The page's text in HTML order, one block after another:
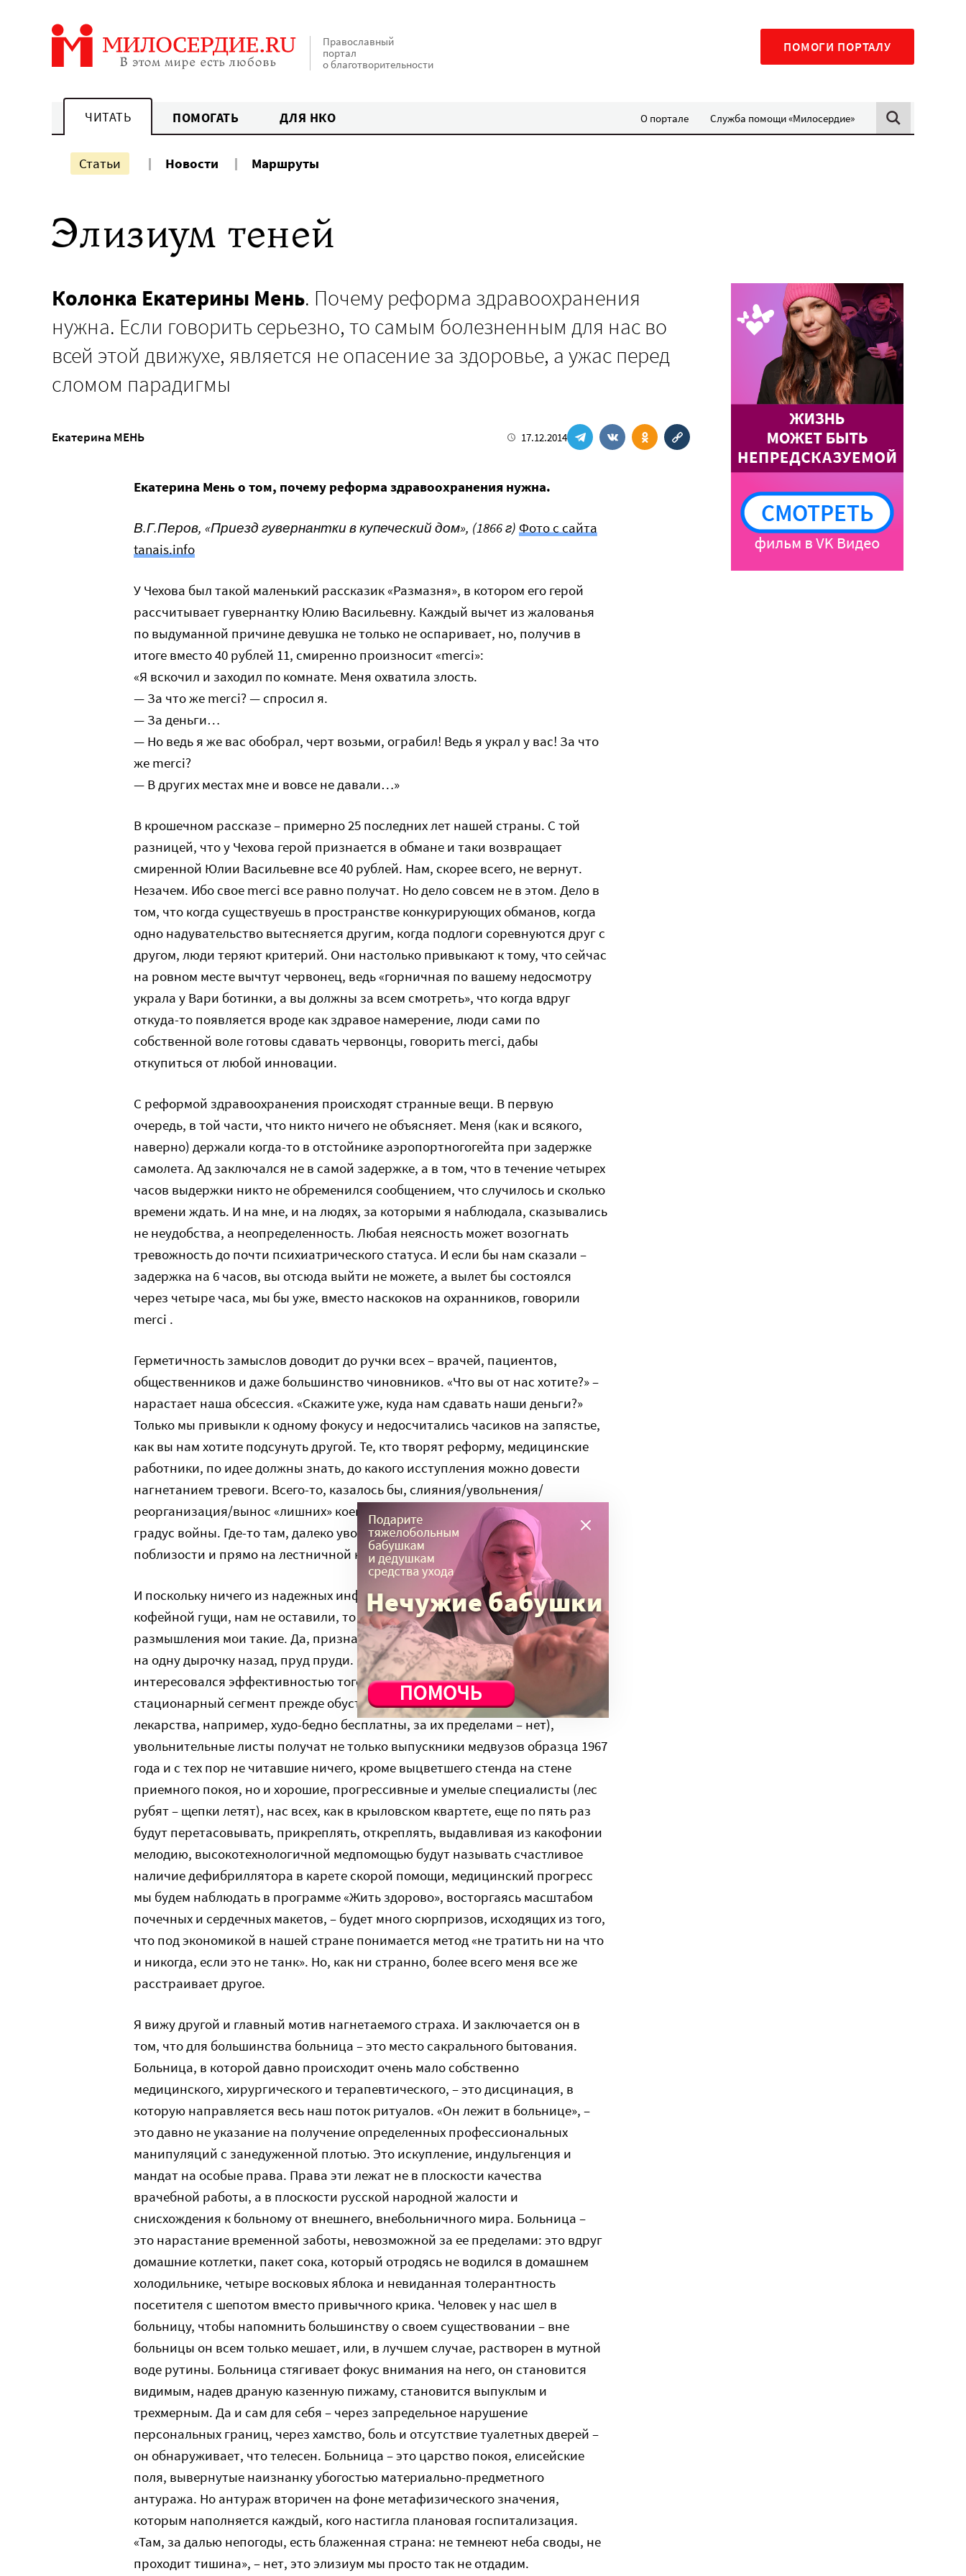
Православный
портал
о благотворительности
ПОМОГИ ПОРТАЛУ
ЧИТАТЬ ПОМОГАТЬ ДЛЯ НКО О портале Служба помощи «Милосердие»
Статьи Новости Маршруты
Элизиум теней
Колонка Екатерины Мень. Почему реформа здравоохранения
нужна. Если говорить серьезно, то самым болезненным для нас во
всей этой движухе, является не опасение за здоровье, а ужас перед
сломом парадигмы
Екатерина МЕНЬ 17.12.2014
Екатерина Мень о том, почему реформа здравоохранения нужна.
В.Г.Перов, «Приезд гувернантки в купеческий дом», (1866 г) Фото с сайта
tanais.info
У Чехова был такой маленький рассказик «Размазня», в котором его герой
рассчитывает гувернантку Юлию Васильевну. Каждый вычет из жалованья
по выдуманной причине девушка не только не оспаривает, но, получив в
итоге вместо 40 рублей 11, смиренно произносит «merci»:
«Я вскочил и заходил по комнате. Меня охватила злость.
— За что же merci? — спросил я.
— За деньги…
— Но ведь я же вас обобрал, черт возьми, ограбил! Ведь я украл у вас! За что
же merci?
— В других местах мне и вовсе не давали…»
В крошечном рассказе – примерно 25 последних лет нашей страны. С той
разницей, что у Чехова герой признается в обмане и таки возвращает
смиренной Юлии Васильевне все 40 рублей. Нам, скорее всего, не вернут.
Незачем. Ибо свое merci все равно получат. Но дело совсем не в этом. Дело в
том, что когда существуешь в пространстве конкурирующих обманов, когда
одно надувательство вытесняется другим, когда подлоги соревнуются друг с
другом, люди теряют критерий. Они настолько привыкают к тому, что сейчас
на ровном месте вычтут червонец, ведь «горничная по вашему недосмотру
украла у Вари ботинки, а вы должны за всем смотреть», что когда вдруг
откуда-то появляется вроде как здравое намерение, люди сами по
собственной воле готовы сдавать червонцы, говорить merci, дабы
откупиться от любой инновации.
С реформой здравоохранения происходят странные вещи. В первую
очередь, в той части, что никто ничего не объясняет. Меня (как и всякого,
наверно) держали когда-то в отстойнике аэропортногогейта при задержке
самолета. Ад заключался не в самой задержке, а в том, что в течение четырех
часов выдержки никто не обременился сообщением, что случилось и сколько
времени ждать. И на мне, и на людях, за которыми я наблюдала, сказывались
не неудобства, а неопределенность. Любая неясность может возогнать
тревожность до почти психиатрического статуса. И если бы нам сказали –
задержка на 6 часов, вы отсюда выйти не можете, а вылет бы состоялся
через четыре часа, мы бы уже, вместо наскоков на охранников, говорили
merci .
Герметичность замыслов доводит до ручки всех – врачей, пациентов,
общественников и даже большинство чиновников. «Что вы от нас хотите?» –
нарастает наша обсессия. «Скажите уже, куда нам сдавать наши деньги?»
Только мы привыкли к одному фокусу и недосчитались часиков на запястье,
как вы нам хотите подсунуть другой. Те, кто творят реформу, медицинские
работники, по идее должны знать, до какого исступления можно довести
нагнетанием тревоги. Всего-то, казалось бы, слияния/увольнения/
реорганизация/вынос «лишних» коек из коридоров, а у нас – полноценный
градус войны. Где-то там, далеко увольняют массажиста, а мы тут
поблизости и прямо на лестничной клетке готовы к мордобою.
И поскольку ничего из надежных информационных источников, кроме
кофейной гущи, нам не оставили, то приходится размышлять. А
размышления мои такие. Да, признаков того, что поясок наш сдвинется еще
на одну дырочку назад, пруд пруди. Свернутся программы (а кто-нибудь
интересовался эффективностью того, что сворачивается?), сократится
стационарный сегмент прежде обустройства амбулаторного (в стационарах
лекарства, например, худо-бедно бесплатны, за их пределами – нет),
увольнительные листы получат не только выпускники медвузов образца 1967
года и с тех пор не читавшие ничего, кроме выцветшего стенда на стене
приемного покоя, но и хорошие, прогрессивные и умелые специалисты (лес
рубят – щепки летят), нас всех, как в крыловском квартете, еще по пять раз
будут перетасовывать, прикреплять, откреплять, выдавливая из какофонии
мелодию, высокотехнологичной медпомощью будут называть счастливое
наличие дефибриллятора в карете скорой помощи, медицинский прогресс
мы будем наблюдать в программе «Жить здорово», восторгаясь масштабом
почечных и сердечных макетов, – будет много сюрпризов, исходящих из того,
что под экономикой в нашей стране понимается метод «не тратить ни на что
и никогда, если это не танк». Но, как ни странно, более всего меня все же
расстраивает другое.
Я вижу другой и главный мотив нагнетаемого страха. И заключается он в
том, что для большинства больница – это место сакрального бытования.
Больница, в которой давно происходит очень мало собственно
медицинского, хирургического и терапевтического, – это дисцинация, в
которую направляется весь наш поток ритуалов. «Он лежит в больнице», –
это давно не указание на получение определенных профессиональных
манипуляций с занедуженной плотью. Это искупление, индульгенция и
мандат на особые права. Права эти лежат не в плоскости качества
врачебной работы, а в плоскости русской народной жалости и
снисхождения к больному от внешнего, внебольничного мира. Больница –
это нарастание временной заботы, невозможной за ее пределами: это вдруг
домашние котлетки, пакет сока, который отродясь не водился в домашнем
холодильнике, четыре восковых яблока и невиданная толерантность
посетителя с шепотом вместо привычного крика. Человек у нас шел в
больницу, чтобы напомнить большинству о своем существовании – вне
больницы он всем только мешает, или, в лучшем случае, растворен в мутной
воде рутины. Больница стягивает фокус внимания на него, он становится
видимым, надев драную казенную пижаму, становится выпуклым и
трехмерным. Да и сам для себя – через запредельное нарушение
персональных границ, через хамство, боль и отсутствие туалетных дверей –
он обнаруживает, что телесен. Больница – это царство покоя, елисейские
поля, вывернутые наизнанку убогостью материально-предметного
антуража. Но антураж вторичен на фоне метафизического значения,
которым наполняется каждый, кого настигла плановая госпитализация.
«Там, за далью непогоды, есть блаженная страна: не темнеют неба своды, не
проходит тишина», – нет, это элизиум мы просто так не отдадим.